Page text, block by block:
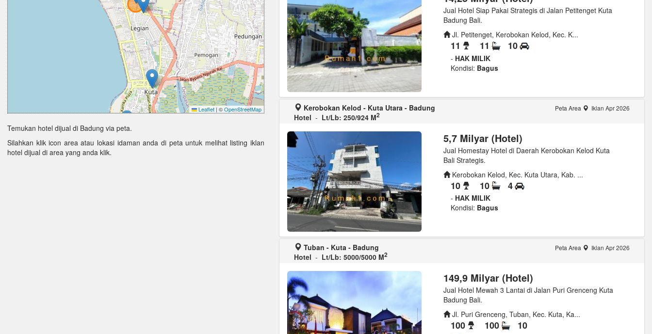
Leaflet | ©OpenStreetMap
Temukan hotel dijual di Badung via peta.
Silahkan klik icon area atau lokasi idaman anda di peta untuk melihat listing iklan
hotel dijual di area yang anda klik.
Jual Hotel Siap Pakai Strategis di Jalan Petitenget Kuta
Badung Bali.
Jl. Petitenget, Kerobokan Kelod, Kec. K...
11 11 10
- HAK MILIK
Kondisi: Bagus
Kerobokan Kelod - Kuta Utara - Badung
Hotel - Lt/Lb: 250/924 M2
Peta Area Iklan Apr 2026
5,7 Milyar (Hotel)
Jual Homestay Hotel di Daerah Kerobokan Kelod Kuta
Bali Strategis.
Kerobokan Kelod, Kec. Kuta Utara, Kab. ...
10 10 4
- HAK MILIK
Kondisi: Bagus
Tuban - Kuta - Badung
Hotel - Lt/Lb: 5000/5000 M2
Peta Area Iklan Apr 2026
149,9 Milyar (Hotel)
Jual Hotel Mewah 3 Lantai di Jalan Puri Grenceng Kuta
Badung Bali.
Jl. Puri Grenceng, Tuban, Kec. Kuta, Ka...
100 100 10